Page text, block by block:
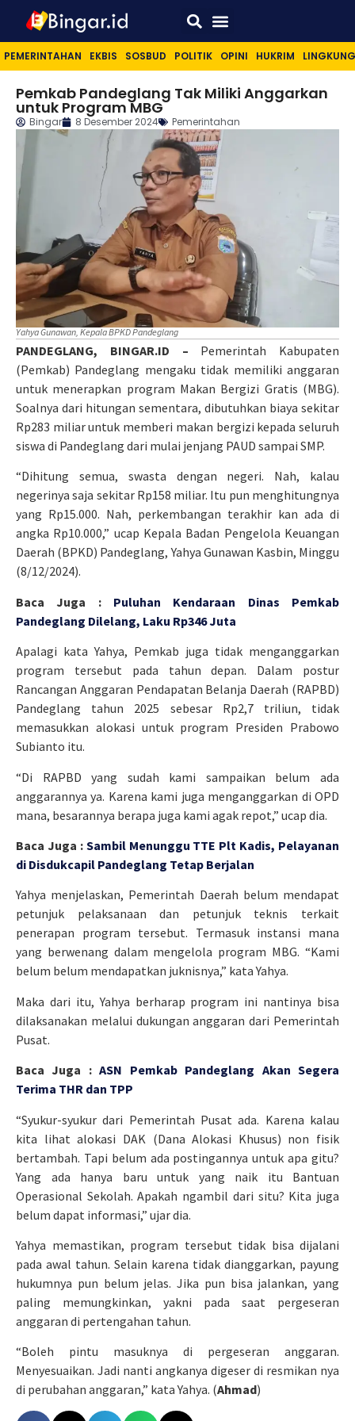
PEMERINTAHAN EKBIS SOSBUD POLITIK OPINI HUKRIM
Pemkab Pandeglang Tak Miliki Anggarkan
untuk Program MBG
Bingar 8 Desember 2024 Pemerintahan
Yahya Gunawan, Kepala BPKD Pandeglang
PANDEGLANG, BINGAR.ID – Pemerintah Kabupaten
(Pemkab) Pandeglang mengaku tidak memiliki anggaran
untuk menerapkan program Makan Bergizi Gratis (MBG).
Soalnya dari hitungan sementara, dibutuhkan biaya sekitar
Rp283 miliar untuk memberi makan bergizi kepada seluruh
siswa di Pandeglang dari mulai jenjang PAUD sampai SMP.
“Dihitung semua, swasta dengan negeri. Nah, kalau
negerinya saja sekitar Rp158 miliar. Itu pun menghitungnya
yang Rp15.000. Nah, perkembangan terakhir kan ada di
angka Rp10.000,” ucap Kepala Badan Pengelola Keuangan
Daerah (BPKD) Pandeglang, Yahya Gunawan Kasbin, Minggu
(8/12/2024).
Baca Juga : Puluhan Kendaraan Dinas Pemkab
Pandeglang Dilelang, Laku Rp346 Juta
Apalagi kata Yahya, Pemkab juga tidak menganggarkan
program tersebut pada tahun depan. Dalam postur
Rancangan Anggaran Pendapatan Belanja Daerah (RAPBD)
Pandeglang tahun 2025 sebesar Rp2,7 triliun, tidak
memasukkan alokasi untuk program Presiden Prabowo
Subianto itu.
“Di RAPBD yang sudah kami sampaikan belum ada
anggarannya ya. Karena kami juga menganggarkan di OPD
mana, besarannya berapa juga kami agak repot,” ucap dia.
Baca Juga : Sambil Menunggu TTE Plt Kadis, Pelayanan
di Disdukcapil Pandeglang Tetap Berjalan
Yahya menjelaskan, Pemerintah Daerah belum mendapat
petunjuk pelaksanaan dan petunjuk teknis terkait
penerapan program tersebut. Termasuk instansi mana
yang berwenang dalam mengelola program MBG. “Kami
belum belum mendapatkan juknisnya,” kata Yahya.
Maka dari itu, Yahya berharap program ini nantinya bisa
dilaksanakan melalui dukungan anggaran dari Pemerintah
Pusat.
Baca Juga :ASN Pemkab Pandeglang Akan Segera
Terima THR dan TPP
“Syukur-syukur dari Pemerintah Pusat ada. Karena kalau
kita lihat alokasi DAK (Dana Alokasi Khusus) non fisik
bertambah. Tapi belum ada postingannya untuk apa gitu?
Yang ada hanya baru untuk yang naik itu Bantuan
Operasional Sekolah. Apakah ngambil dari situ? Kita juga
belum dapat informasi,” ujar dia.
Yahya memastikan, program tersebut tidak bisa dijalani
pada awal tahun. Selain karena tidak dianggarkan, payung
hukumnya pun belum jelas. Jika pun bisa jalankan, yang
paling memungkinkan, yakni pada saat pergeseran
anggaran di pertengahan tahun.
“Boleh pintu masuknya di pergeseran anggaran.
Menyesuaikan. Jadi nanti angkanya digeser di resmikan nya
di perubahan anggaran,” kata Yahya. (Ahmad)